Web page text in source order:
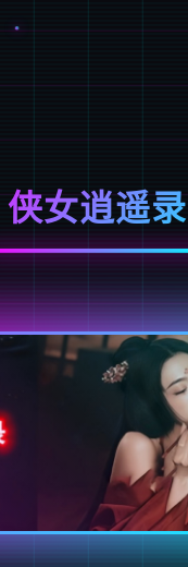
侠女逍遥录